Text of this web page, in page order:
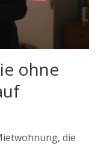
ohne
die